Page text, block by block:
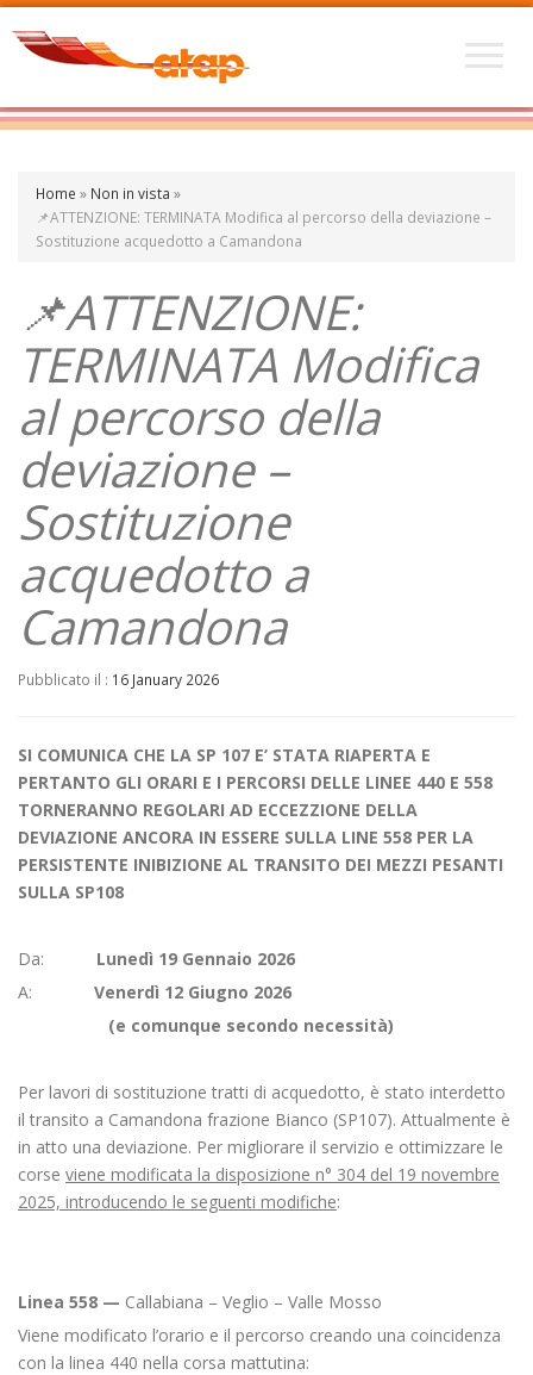
Home » Non in vista »
📌ATTENZIONE: TERMINATA Modifica al percorso della deviazione –
Sostituzione acquedotto a Camandona
📌ATTENZIONE:
TERMINATA Modifica
al percorso della
deviazione –
Sostituzione
acquedotto a
Camandona
Pubblicato il : 16 January 2026
SI COMUNICA CHE LA SP 107 E’ STATA RIAPERTA E
PERTANTO GLI ORARI E I PERCORSI DELLE LINEE 440 E 558
TORNERANNO REGOLARI AD ECCEZZIONE DELLA
DEVIAZIONE ANCORA IN ESSERE SULLA LINE 558 PER LA
PERSISTENTE INIBIZIONE AL TRANSITO DEI MEZZI PESANTI
SULLA SP108
Da: Lunedì 19 Gennaio 2026
A: Venerdì 12 Giugno 2026
(e comunque secondo necessità)
Per lavori di sostituzione tratti di acquedotto, è stato interdetto
il transito a Camandona frazione Bianco (SP107). Attualmente è
in atto una deviazione. Per migliorare il servizio e ottimizzare le
corse viene modificata la disposizione n° 304 del 19 novembre
2025, introducendo le seguenti modifiche:
Linea 558 — Callabiana – Veglio – Valle Mosso
Viene modificato l’orario e il percorso creando una coincidenza
con la linea 440 nella corsa mattutina: